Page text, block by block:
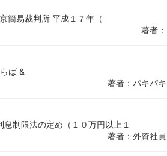
簡易裁判所 平成１７年（
著者：
ば &
著者：パキパキ
制限法の定め（１０万円以上１
著者：外資社員